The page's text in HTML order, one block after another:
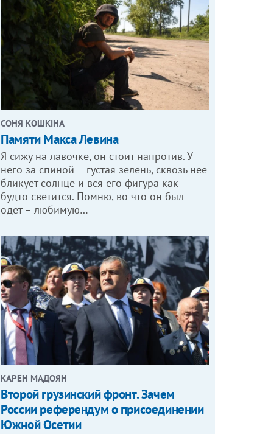
СОНЯ КОШКІНА
Памяти Макса Левина
Я сижу на лавочке, он стоит напротив. У
него за спиной – густая зелень, сквозь нее
бликует солнце и вся его фигура как
будто светится. Помню, во что он был
одет – любимую…
КАРЕН МАДОЯН
Второй грузинский фронт. Зачем
России референдум о присоединении
Южной Осетии